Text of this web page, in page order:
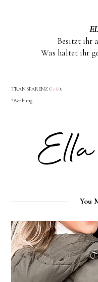
Besitzt ihr
Was haltet ihr
TRANSPARENZ (Info):
*Werbung
You